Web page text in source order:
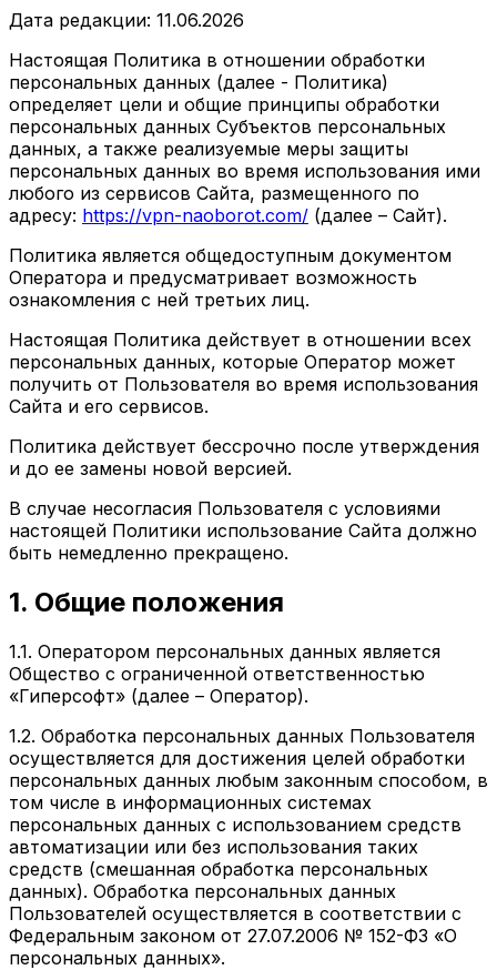
Дата редакции: 11.06.2026
Настоящая Политика в отношении обработки
персональных данных (далее - Политика)
определяет цели и общие принципы обработки
персональных данных Субъектов персональных
данных, а также реализуемые меры защиты
персональных данных во время использования ими
любого из сервисов Сайта, размещенного по
адресу: https://vpn-naoborot.com/ (далее – Сайт).
Политика является общедоступным документом
Оператора и предусматривает возможность
ознакомления с ней третьих лиц.
Настоящая Политика действует в отношении всех
персональных данных, которые Оператор может
получить от Пользователя во время использования
Сайта и его сервисов.
Политика действует бессрочно после утверждения
и до ее замены новой версией.
В случае несогласия Пользователя с условиями
настоящей Политики использование Сайта должно
быть немедленно прекращено.
1. Общие положения
1.1. Оператором персональных данных является
Общество с ограниченной ответственностью
«Гиперсофт» (далее – Оператор).
1.2. Обработка персональных данных Пользователя
осуществляется для достижения целей обработки
персональных данных любым законным способом, в
том числе в информационных системах
персональных данных с использованием средств
автоматизации или без использования таких
средств (смешанная обработка персональных
данных). Обработка персональных данных
Пользователей осуществляется в соответствии с
Федеральным законом от 27.07.2006 № 152-ФЗ «О
персональных данных».